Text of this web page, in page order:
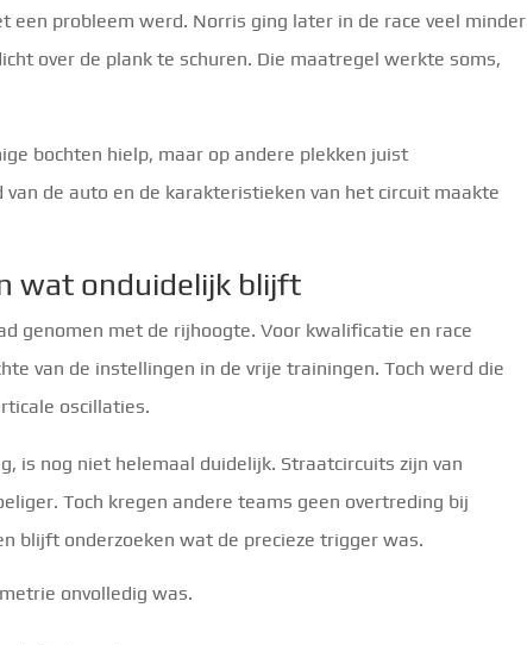
een probleem werd. Norris ging later in de race veel minder
over de plank te schuren. Die maatregel werkte soms,
bochten hielp, maar op andere plekken juist
de auto en de karakteristieken van het circuit maakte
wat onduidelijk blijft
genomen met de rijhoogte. Voor kwalificatie en race
van de instellingen in de vrije trainingen. Toch werd die
oscillaties.
is nog niet helemaal duidelijk. Straatcircuits zijn van
Toch kregen andere teams geen overtreding bij
blijft onderzoeken wat de precieze trigger was.
onvolledig was.